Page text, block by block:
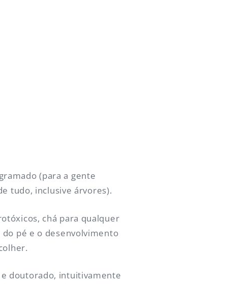
(para a gente
tudo, inclusive árvores).
chá para qualquer
pé e o desenvolvimento
doutorado, intuitivamente